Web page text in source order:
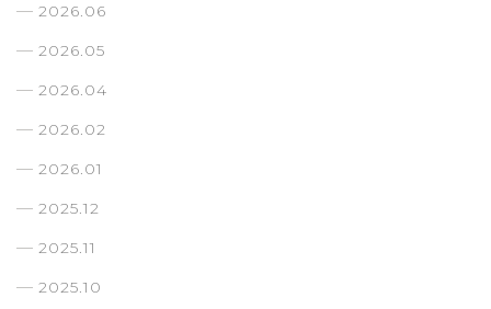
2026.06
2026.05
2026.04
2026.02
2026.01
2025.12
2025.11
2025.10